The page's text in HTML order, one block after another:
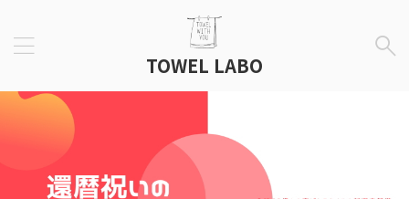
TOWEL LABO